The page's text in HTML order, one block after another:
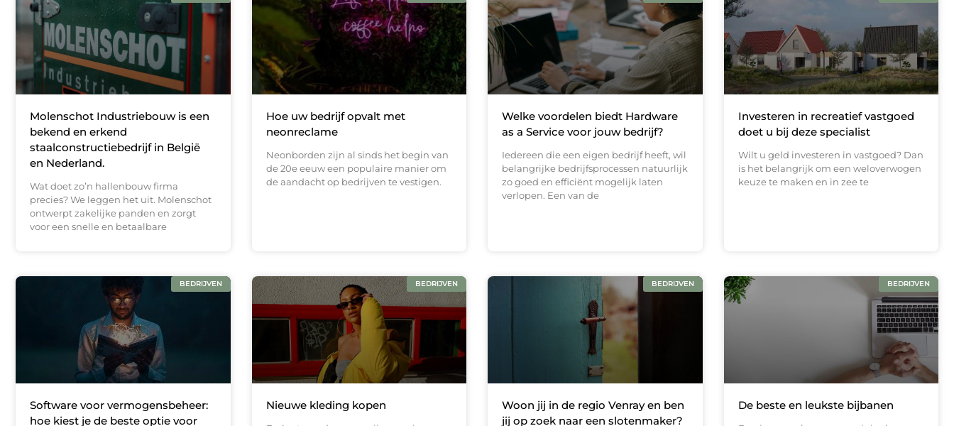
Molenschot Industriebouw is een
bekend en erkend
staalconstructiebedrijf in België
en Nederland.
Wat doet zo’n hallenbouw firma
precies? We leggen het uit. Molenschot
ontwerpt zakelijke panden en zorgt
voor een snelle en betaalbare
Hoe uw bedrijf opvalt met
neonreclame
Neonborden zijn al sinds het begin van
de 20e eeuw een populaire manier om
de aandacht op bedrijven te vestigen.
Welke voordelen biedt Hardware
as a Service voor jouw bedrijf?
Iedereen die een eigen bedrijf heeft, wil
belangrijke bedrijfsprocessen natuurlijk
zo goed en efficiënt mogelijk laten
verlopen. Een van de
Investeren in recreatief vastgoed
doet u bij deze specialist
Wilt u geld investeren in vastgoed? Dan
is het belangrijk om een weloverwogen
keuze te maken en in zee te
BEDRIJVEN
Software voor vermogensbeheer:
hoe kiest je de beste optie voor
BEDRIJVEN
Nieuwe kleding kopen
BEDRIJVEN
Woon jij in de regio Venray en ben
jij op zoek naar een slotenmaker?
BEDRIJVEN
De beste en leukste bijbanen